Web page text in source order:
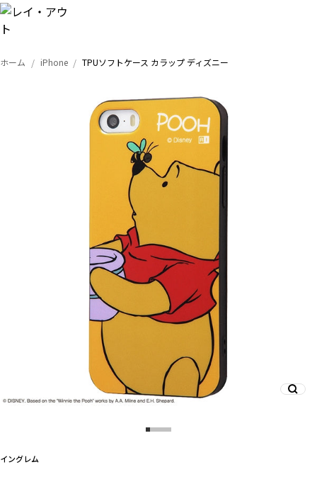
デザインから探す
ホーム iPhone TPUソフトケース カラップ ディズニー
イングレム